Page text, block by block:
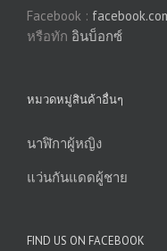
Facebook :
หรือทัก อินบ็อกซ์
หมวดหมู่สินค้าอื่นๆ
นาฬิกาผู้หญิง
แว่นกันแดดผู้ชาย
FIND US ON FACEBOOK